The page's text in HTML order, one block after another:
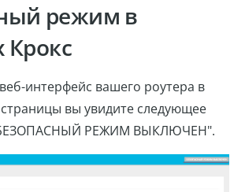
режим в
Крокс
интерфейс вашего роутера в
вы увидите следующее
РЕЖИМ ВЫКЛЮЧЕН".